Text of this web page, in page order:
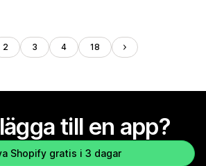
2 3 4 18
till en app?
Shopify gratis i 3 dagar